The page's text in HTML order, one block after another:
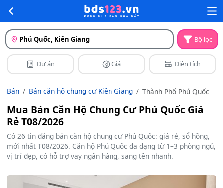
Phú Quốc, Kiên Giang Bộ lọc
Dự án Giá Diện tích
Bán Bán căn hộ chung cư Kiên Giang Thành Phố Phú Quốc
Mua Bán Căn Hộ Chung Cư Phú Quốc Giá
Rẻ T08/2026
Có 26 tin đăng bán căn hộ chung cư Phú Quốc: giá rẻ, sổ hồng,
mới nhất T08/2026. Căn hộ Phú Quốc đa dạng từ 1–3 phòng ngủ,
vị trí đẹp, có hỗ trợ vay ngân hàng, sang tên nhanh.